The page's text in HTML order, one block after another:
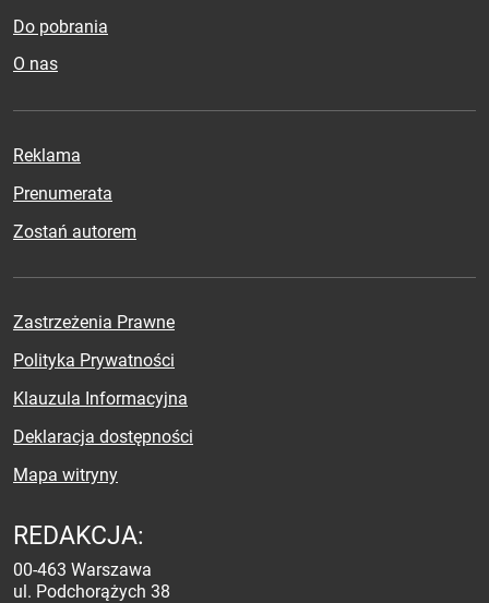
Do pobrania
O nas
Reklama
Prenumerata
Zostań autorem
Zastrzeżenia Prawne
Polityka Prywatności
Klauzula Informacyjna
Deklaracja dostępności
Mapa witryny
REDAKCJA:
00-463 Warszawa
ul. Podchorążych 38